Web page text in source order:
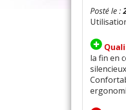
Posté le :
la fin en